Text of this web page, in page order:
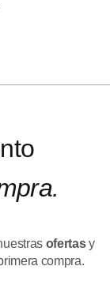
ofertasy
compra.